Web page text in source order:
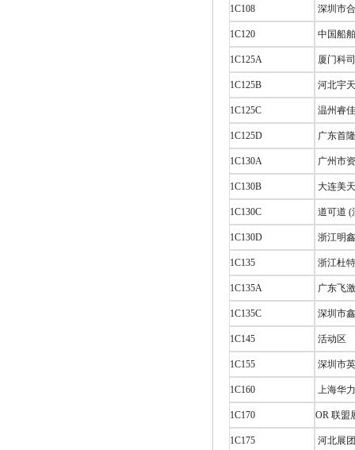
1C108 深圳市
1C120 中国船
1C125A 厦门科
1C125B 河北宇
1C125C 温州睿
1C125D 广东首
1C130A 广州市
1C130B 大连美
1C130C 道可道 (
1C130D 浙江明
1C135 浙江杜
1C135A 广东飞
1C135C 深圳市
1C145 活动区
1C155 深圳市
1C160 上海华
1C170 OR 联盟
1C175 河北展团